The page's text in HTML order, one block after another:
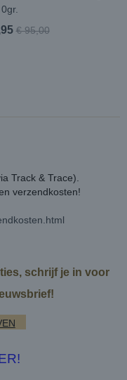
€ 95,00
Track & Trace).
verzendkosten!
schrijf je in voor